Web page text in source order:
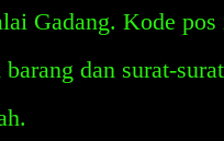
Gadang. Kode
dan surat-